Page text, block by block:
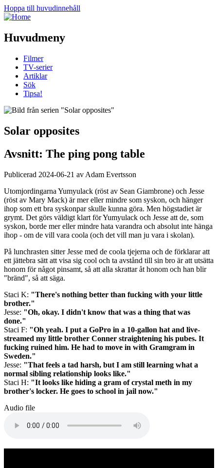
Hoppa till huvudinnehåll
Huvudmeny
Filmer
TV-serier
Artiklar
Sök
Tipsa!
Solar opposites
Avsnitt: The ping pong table
Publicerad 2024-06-21 av Adam Evertsson
Utomjordingarna Yumyulack (röst av Sean Giambrone) och Jesse
(röst av Mary Mack) är mer eller mindre som syskon, och hänger
ihop som ett bra syskonpar skulle kunna göra. Men högstadiet är
grymt. Det görs väldigt klart för Yumyulack och Jesse att de, som
syskon, borde mer eller mindre hata varandra och absolut inte hänga
ihop - om de vill vara coola (och det vill man ju vara i skolan).
På lunchrasten sitter Jesse med de coola tjejerna och de förklarar att
ett jättebra sätt att visa sig cool och ta avstånd till sin bro är att utsätta
honom för något pinsamt, så att alla skrattar åt honom och han blir
"bränd", så att säga.
Staci K: "There's nothing better than fucking with your little
brother."
Jesse: "Oh, okay. I didn't know that was a thing that was
done."
Staci F: "Oh yeah. I put a GoPro in a 10-gallon hat and live-
streamed my little brother Conner straightening his pubes. It
fucking ruined him. He had to move in with Gramgram in
Sweden."
Jesse: "That feels a tad harsh, but I am still learning what a
normal sibling relationship looks like."
Staci H: "It looks like hiding a gram of crystal meth in my
brother's locker. He goes to school in jail now."
Audio file